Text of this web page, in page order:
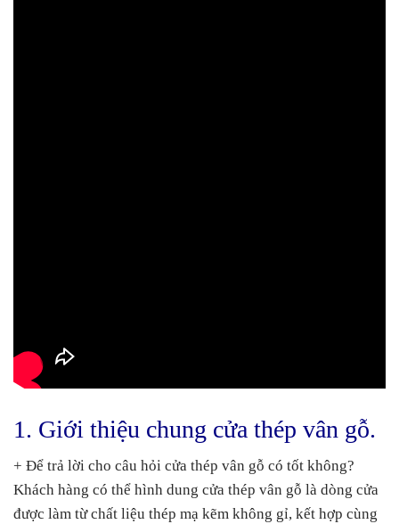
1. Giới thiệu chung cửa thép vân gỗ.
+ Để trả lời cho câu hỏi cửa thép vân gỗ có tốt không?
Khách hàng có thể hình dung cửa thép vân gỗ là dòng cửa
được làm từ chất liệu thép mạ kẽm không gỉ, kết hợp cùng